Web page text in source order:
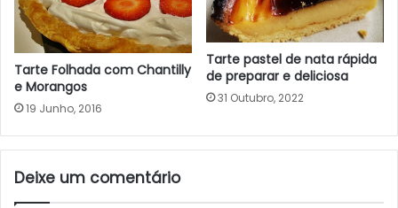
Tarte Folhada com Chantilly
e Morangos
19 Junho, 2016
Tarte pastel de nata rápida
de preparar e deliciosa
31 Outubro, 2022
Deixe um comentário